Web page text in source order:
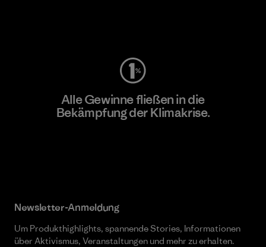
Alle Gewinne fließen in die
Bekämpfung der Klimakrise.
Newsletter-Anmeldung
Um Produkthighlights, spannende Stories, Informationen
über Aktivismus, Veranstaltungen und mehr zu erhalten.